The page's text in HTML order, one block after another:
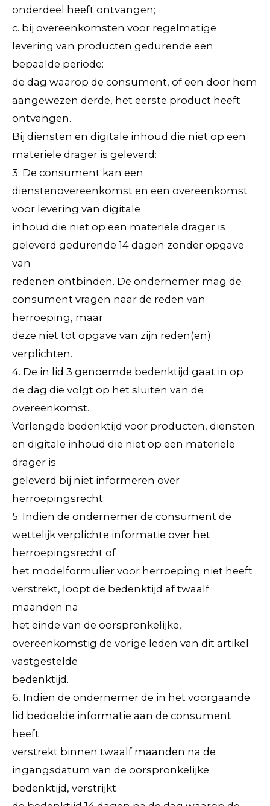
onderdeel heeft ontvangen;
c. bij overeenkomsten voor regelmatige
levering van producten gedurende een
bepaalde periode:
de dag waarop de consument, of een door hem
aangewezen derde, het eerste product heeft
ontvangen.
Bij diensten en digitale inhoud die niet op een
materiële drager is geleverd:
3. De consument kan een
dienstenovereenkomst en een overeenkomst
voor levering van digitale
inhoud die niet op een materiële drager is
geleverd gedurende 14 dagen zonder opgave
van
redenen ontbinden. De ondernemer mag de
consument vragen naar de reden van
herroeping, maar
deze niet tot opgave van zijn reden(en)
verplichten.
4. De in lid 3 genoemde bedenktijd gaat in op
de dag die volgt op het sluiten van de
overeenkomst.
Verlengde bedenktijd voor producten, diensten
en digitale inhoud die niet op een materiële
drager is
geleverd bij niet informeren over
herroepingsrecht:
5. Indien de ondernemer de consument de
wettelijk verplichte informatie over het
herroepingsrecht of
het modelformulier voor herroeping niet heeft
verstrekt, loopt de bedenktijd af twaalf
maanden na
het einde van de oorspronkelijke,
overeenkomstig de vorige leden van dit artikel
vastgestelde
bedenktijd.
6. Indien de ondernemer de in het voorgaande
lid bedoelde informatie aan de consument
heeft
verstrekt binnen twaalf maanden na de
ingangsdatum van de oorspronkelijke
bedenktijd, verstrijkt